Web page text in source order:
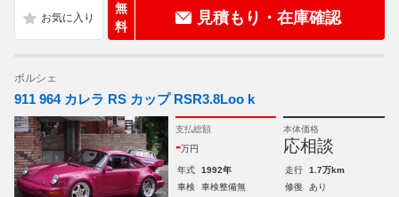
無
料
見積もり・在庫確認
ポルシェ
911 964 カレラ RS カップ RSR3.8Loo k
支払総額
-万円
本体価格
応相談
年式 1992年 走行
1.7万km
車検
車検整備無 修復
あり